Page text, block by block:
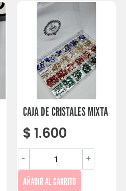
CAJA DE CRISTALES MIXTA
$ 1.600
- +
AÑADIR AL CARRITO